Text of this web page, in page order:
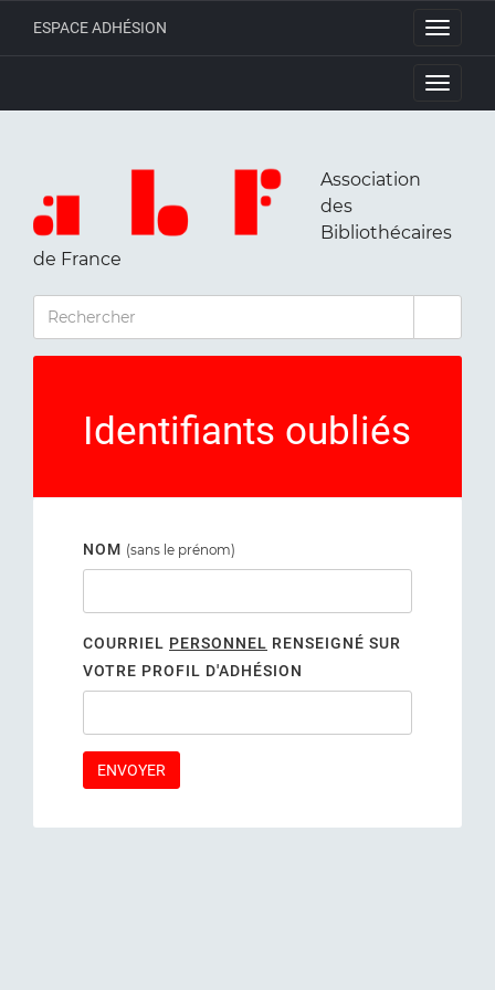
Toggle
ESPACE ADHÉSION
Toggle
Association
des
Bibliothécaires
de France
RECHERCHER
Identifiants oubliés
NOM (sans le prénom)
COURRIEL PERSONNEL RENSEIGNÉ SUR
VOTRE PROFIL D'ADHÉSION
ENVOYER